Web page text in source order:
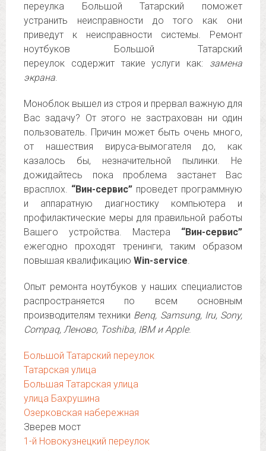
переулка Большой Татарский поможет
устранить неисправности до того как они
приведут к неисправности системы. Ремонт
ноутбуков Большой Татарский
переулок содержит такие услуги как: замена
экрана.
Моноблок вышел из строя и прервал важную для
Вас задачу? От этого не застрахован ни один
пользователь. Причин может быть очень много,
от нашествия вируса-вымогателя до, как
казалось бы, незначительной пылинки. Не
дожидайтесь пока проблема застанет Вас
врасплох. “Вин-сервис” проведет программную
и аппаратную диагностику компьютера и
профилактические меры для правильной работы
Вашего устройства. Мастера “Вин-сервис”
ежегодно проходят тренинги, таким образом
повышая квалификацию Win-service.
Опыт ремонта ноутбуков у наших специалистов
распространяется по всем основным
производителям техники Benq, Samsung, Iru, Sony,
Compaq, Леново, Toshiba, IBM и Apple.
Большой Татарский переулок
Татарская улица
Большая Татарская улица
улица Бахрушина
Озерковская набережная
Зверев мост
1-й Новокузнецкий переулок